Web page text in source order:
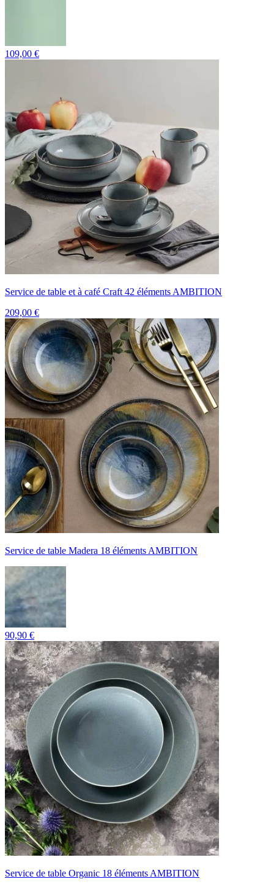
109,00 €
Service de table et à café Craft 42 éléments AMBITION
209,00 €
Service de table Madera 18 éléments AMBITION
90,90 €
Service de table Organic 18 éléments AMBITION